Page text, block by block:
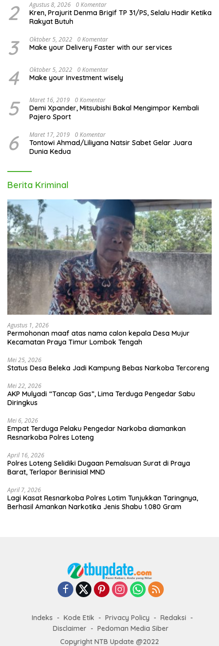
2 Agustus 8, 2026 0 Komentar
Kren, Prajurit Denma Brigif TP 31/PS, Selalu Hadir Ketika
Rakyat Butuh
3 Oktober 5, 2022 0 Komentar
Make your Delivery Faster with our services
4 Oktober 5, 2022 0 Komentar
Make your Investment wisely
5 Maret 16, 2019 0 Komentar
Demi Xpander, Mitsubishi Bakal Mengimpor Kembali
Pajero Sport
6 Maret 17, 2019 0 Komentar
Tontowi Ahmad/Liliyana Natsir Sabet Gelar Juara
Dunia Kedua
Berita Kriminal
Agustus 1, 2026
Permohonan maaf atas nama calon kepala Desa Mujur
Kecamatan Praya Timur Lombok Tengah
Mei 25, 2026
Status Desa Beleka Jadi ‎Kampung Bebas Narkoba Tercoreng
Mei 22, 2026
AKP Mulyadi “Tancap Gas”, Lima Terduga Pengedar Sabu
Diringkus
Mei 6, 2026
Empat Terduga Pelaku Pengedar Narkoba diamankan
Resnarkoba Polres Loteng
April 16, 2026
Polres Loteng Selidiki Dugaan Pemalsuan Surat di Praya
Barat, Terlapor Berinisial MND
April 7, 2026
Lagi Kasat Resnarkoba Polres Lotim Tunjukkan Taringnya,
Berhasil Amankan Narkotika Jenis Shabu 1.080 Gram
Indeks Kode Etik Privacy Policy
Redaksi
Disclaimer
Pedoman Media Siber
Copyright NTB Update @2022